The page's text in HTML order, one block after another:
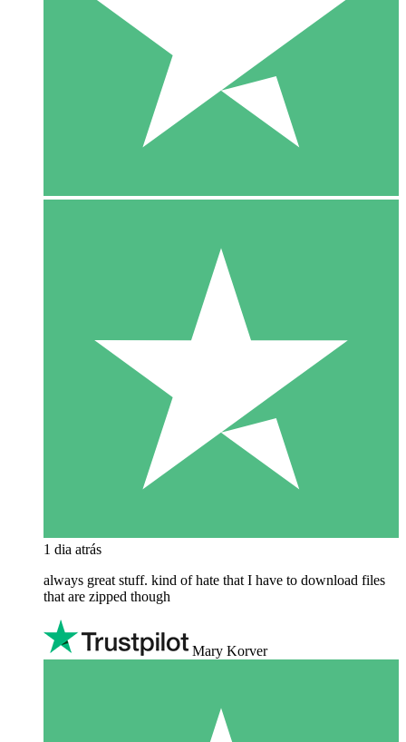
1 dia atrás
always great stuff. kind of hate that I have to download files
that are zipped though
Mary Korver